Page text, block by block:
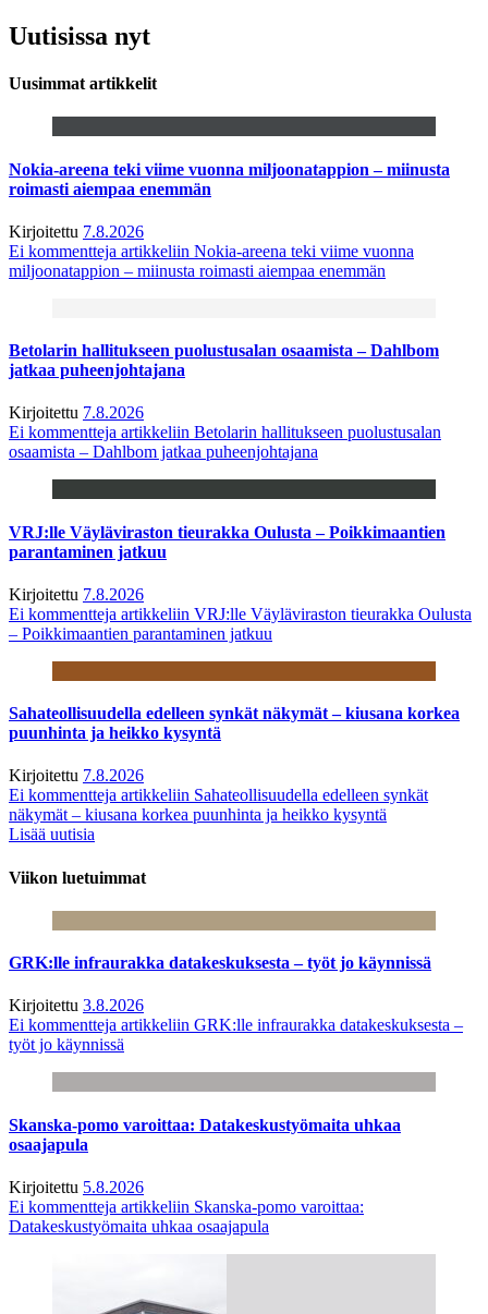
Uutisissa nyt
Uusimmat artikkelit
Nokia-areena teki viime vuonna miljoonatappion – miinusta
roimasti aiempaa enemmän
Kirjoitettu 7.8.2026
Ei kommentteja artikkeliin Nokia-areena teki viime vuonna
miljoonatappion – miinusta roimasti aiempaa enemmän
Betolarin hallitukseen puolustusalan osaamista – Dahlbom
jatkaa puheenjohtajana
Kirjoitettu 7.8.2026
Ei kommentteja artikkeliin Betolarin hallitukseen puolustusalan
osaamista – Dahlbom jatkaa puheenjohtajana
VRJ:lle Väyläviraston tieurakka Oulusta – Poikkimaantien
parantaminen jatkuu
Kirjoitettu 7.8.2026
Ei kommentteja artikkeliin VRJ:lle Väyläviraston tieurakka Oulusta
– Poikkimaantien parantaminen jatkuu
Sahateollisuudella edelleen synkät näkymät – kiusana korkea
puunhinta ja heikko kysyntä
Kirjoitettu 7.8.2026
Ei kommentteja artikkeliin Sahateollisuudella edelleen synkät
näkymät – kiusana korkea puunhinta ja heikko kysyntä
Lisää uutisia
Viikon luetuimmat
GRK:lle infraurakka datakeskuksesta – työt jo käynnissä
Kirjoitettu 3.8.2026
Ei kommentteja artikkeliin GRK:lle infraurakka datakeskuksesta –
työt jo käynnissä
Skanska-pomo varoittaa: Datakeskustyömaita uhkaa
osaajapula
Kirjoitettu 5.8.2026
Ei kommentteja artikkeliin Skanska-pomo varoittaa:
Datakeskustyömaita uhkaa osaajapula